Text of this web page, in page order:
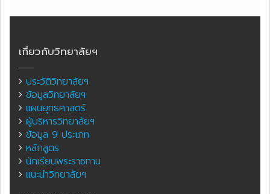
เกี่ยวกับวิทยาลัยฯ
ประวัติวิทยาลัยฯ
ข้อมูลวิทยาลัยฯ
แผนยุทธศาสตร์
ผู้บริหารวิทยาลัยฯ
ข้อมูล 9 ประเภท
หลักสูตร
นักเรียนพระราชทาน
แนะนำวิทยาลัยฯ